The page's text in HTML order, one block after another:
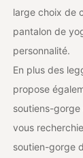
large choix de
pantalon de
personnalité.
En plus des
propose
soutiens-
vous
soutien-gorge